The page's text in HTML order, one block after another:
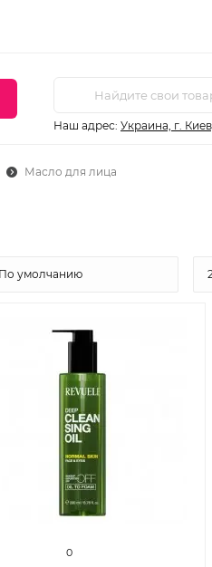
Наш адрес: Украина, г.
Масло для лица
0